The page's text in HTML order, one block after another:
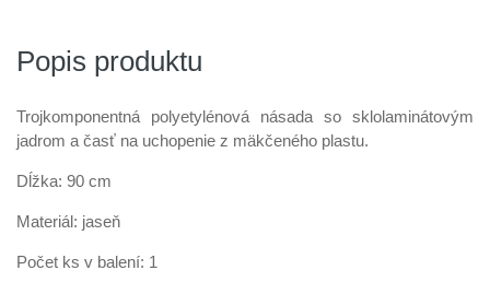
Popis produktu
Trojkomponentná polyetylénová násada so sklolaminátovým
jadrom a časť na uchopenie z mäkčeného plastu.
Dĺžka: 90 cm
Materiál: jaseň
Počet ks v balení: 1